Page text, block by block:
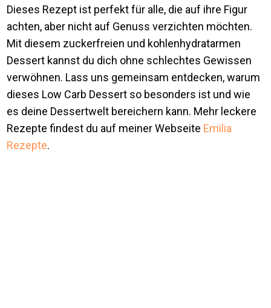
Dieses Rezept ist perfekt für alle, die auf ihre Figur
achten, aber nicht auf Genuss verzichten möchten.
Mit diesem zuckerfreien und kohlenhydratarmen
Dessert kannst du dich ohne schlechtes Gewissen
verwöhnen. Lass uns gemeinsam entdecken, warum
dieses Low Carb Dessert so besonders ist und wie
es deine Dessertwelt bereichern kann. Mehr leckere
Rezepte findest du auf meiner Webseite Emilia
Rezepte.